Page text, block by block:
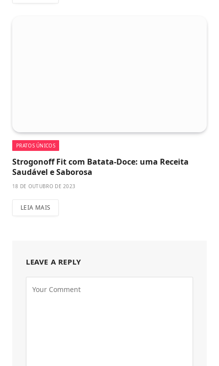
PRATOS ÚNICOS
Strogonoff Fit com Batata-Doce: uma Receita
Saudável e Saborosa
18 DE OUTUBRO DE 2023
LEIA MAIS
LEAVE A REPLY